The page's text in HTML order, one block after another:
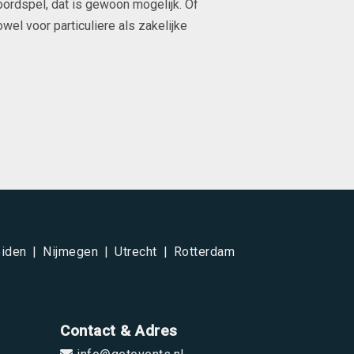
dat is gewoon mogelijk. Of
voor particuliere als zakelijke
Nijmegen Utrecht Rotterdam
Contact & Adres